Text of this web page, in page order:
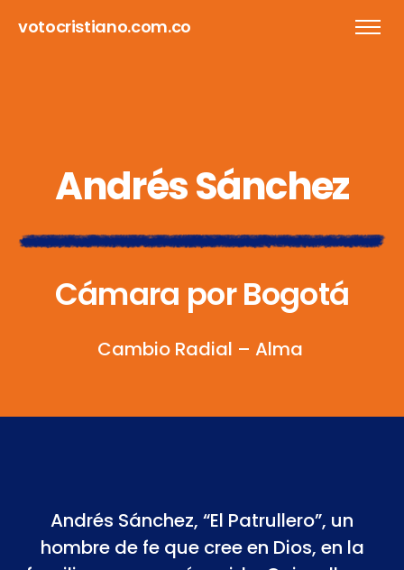
votocristiano.com.co
AndrésSánchez
Cámara porBogotá
Cambio Radial – Alma
Andrés Sánchez, “El Patrullero”, un
hombre de fe que cree en Dios, en la